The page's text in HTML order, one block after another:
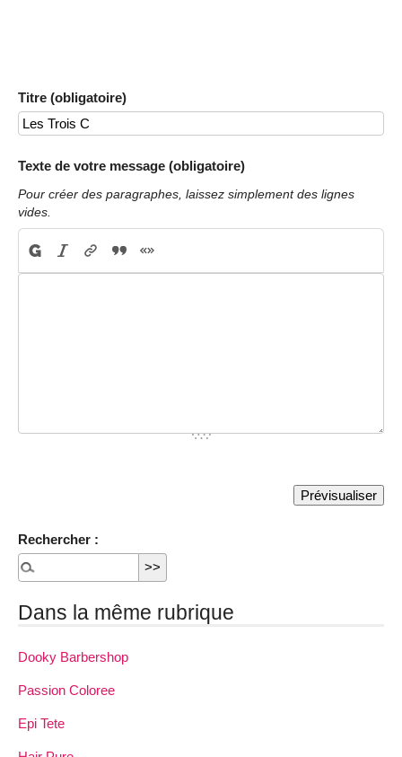
Titre (obligatoire)
Texte de votre message (obligatoire)
Pour créer des paragraphes, laissez simplement des lignes
vides.
Rechercher :
Dans la même rubrique
Dooky Barbershop
Passion Coloree
Epi Tete